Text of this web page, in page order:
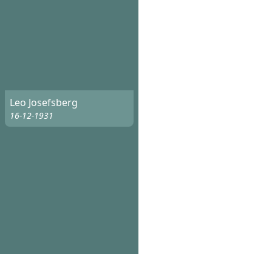
Leo Josefsberg
16-12-1931